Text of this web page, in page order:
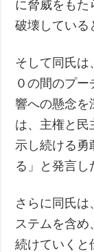
に脅威をもた
破壊している
そして同氏は
０の間のプ
響への懸念を
は、主権と民
示し続ける勇
る」と発言し
さらに同氏は
ステムを含
続けていくと